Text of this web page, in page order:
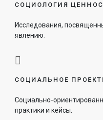
CОЦИОЛОГИЯ
Исследования,
явлению.
СОЦИАЛЬНОЕ
Социально-
практики и кейсы.